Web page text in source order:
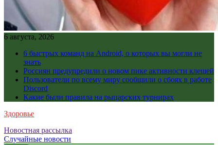
6 августа, 2026
6 быстрых команд на Android, о которых вы могли не
знать
Россиян предупредили о новом пике активности клещей
Пользователи по всему миру сообщили о сбоях в работе
Discord
Какие были правила на рыцарских турнирах
Здоровье
Новостная рассылка
Случайные новости